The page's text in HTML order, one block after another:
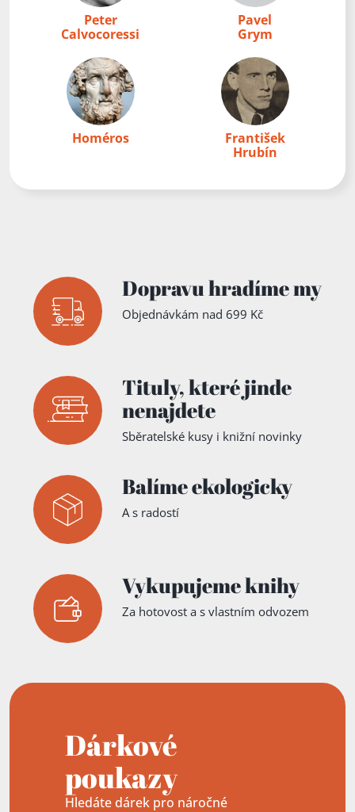
Peter
Calvocoressi
Pavel
Grym
Homéros
František
Hrubín
Dopravu hradíme my
Objednávkám nad 699 Kč
Tituly,které jinde
nenajdete
Sběratelské kusy i knižní novinky
Balíme ekologicky
A s radostí
Vykupujeme knihy
Za hotovost a s vlastním odvozem
Dárkové
poukazy
Hledáte dárek pro náročné